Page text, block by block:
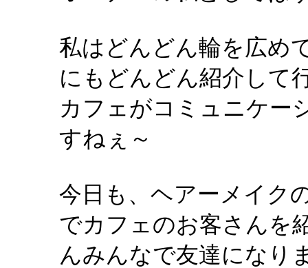
私はどんどん輪を広め
にもどんどん紹介して
カフェがコミュニケー
すねぇ～
今日も、ヘアーメイク
でカフェのお客さんを
んみんなで友達になり